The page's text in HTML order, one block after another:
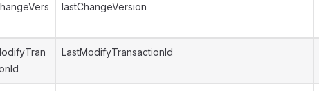
lastChangeVersion
LastModifyTransactionId